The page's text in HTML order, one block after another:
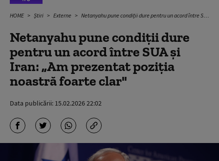
HOME Știri Externe Netanyahu pune condiții dure pentru un acord între SUA și Iran: „Am prezentat poziţia noastră foarte clar"
Netanyahu pune condiții dure
pentru un acord între SUA și
Iran: „Am prezentat poziţia
noastră foarte clar"
Data publicării: 15.02.2026 22:02